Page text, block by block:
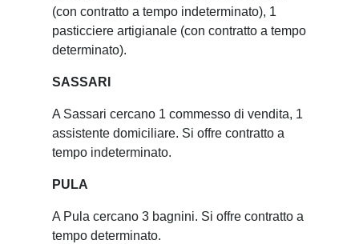
(con contratto a tempo indeterminato), 1
pasticciere artigianale (con contratto a tempo
determinato).
SASSARI
A Sassari cercano 1 commesso di vendita, 1
assistente domiciliare. Si offre contratto a
tempo indeterminato.
PULA
A Pula cercano 3 bagnini. Si offre contratto a
tempo determinato.